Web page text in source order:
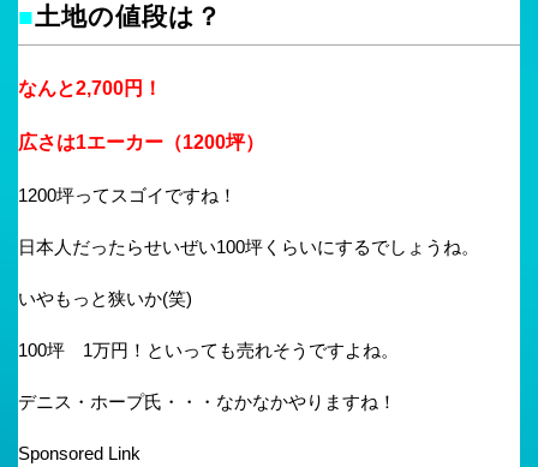
■土地の値段は？
なんと2,700円！
広さは1エーカー（1200坪）
1200坪ってスゴイですね！
日本人だったらせいぜい100坪くらいにするでしょうね。
いやもっと狭いか(笑)
100坪 1万円！といっても売れそうですよね。
デニス・ホープ氏・・・なかなかやりますね！
Sponsored Link